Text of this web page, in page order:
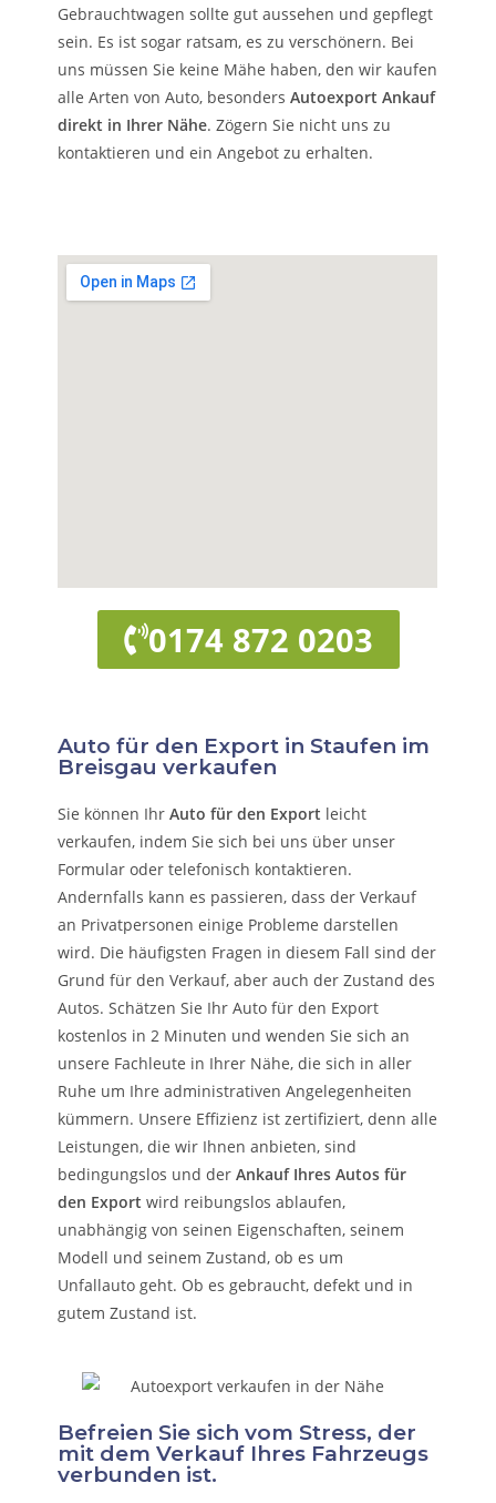
Gebrauchtwagen sollte gut aussehen und gepflegt
sein. Es ist sogar ratsam, es zu verschönern. Bei
uns müssen Sie keine Mähe haben, den wir kaufen
alle Arten von Auto, besondersAutoexport Ankauf
direkt in Ihrer Nähe. Zögern Sie nicht uns zu
kontaktieren und ein Angebot zu erhalten.
0174 872 0203
Auto für den Export in Staufen im
Breisgau verkaufen
Sie können IhrAuto für den Export leicht
verkaufen, indem Sie sich bei uns über unser
Formular oder telefonisch kontaktieren.
Andernfalls kann es passieren, dass der Verkauf
an Privatpersonen einige Probleme darstellen
wird. Die häufigsten Fragen in diesem Fall sind der
Grund für den Verkauf, aber auch der Zustand des
Autos. Schätzen Sie Ihr Auto für den Export
kostenlos in 2 Minuten und wenden Sie sich an
unsere Fachleute in Ihrer Nähe, die sich in aller
Ruhe um Ihre administrativen Angelegenheiten
kümmern. Unsere Effizienz ist zertifiziert, denn alle
Leistungen, die wir Ihnen anbieten, sind
bedingungslos und derAnkauf Ihres Autos für
den Export wird reibungslos ablaufen,
unabhängig von seinen Eigenschaften, seinem
Modell und seinem Zustand, ob es um
Unfallauto geht. Ob es gebraucht, defekt und in
gutem Zustand ist.
Befreien Sie sich vom Stress, der
mit dem Verkauf Ihres Fahrzeugs
verbunden ist.